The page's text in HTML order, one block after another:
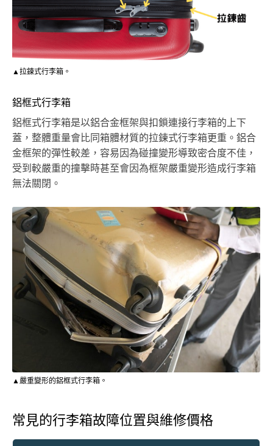
▲拉鍊式行李箱。
鋁框式行李箱
鋁框式行李箱是以鋁合金框架與扣鎖連接行李箱的上下
蓋，整體重量會比同箱體材質的拉鍊式行李箱更重。鋁合
金框架的彈性較差，容易因為碰撞變形導致密合度不佳，
受到較嚴重的撞擊時甚至會因為框架嚴重變形造成行李箱
無法關閉。
▲嚴重變形的鋁框式行李箱。
常見的行李箱故障位置與維修價格